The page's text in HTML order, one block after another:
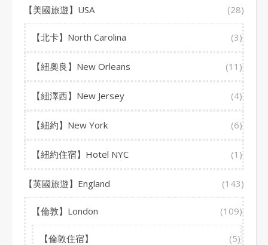
【美國旅遊】USA (28)
【北卡】North Carolina (3)
【紐奧良】New Orleans (11)
【紐澤西】New Jersey (4)
【紐約】New York (6)
【紐約住宿】Hotel NYC (1)
【英國旅遊】England (143)
【倫敦】London (109)
【倫敦住宿】 (5)